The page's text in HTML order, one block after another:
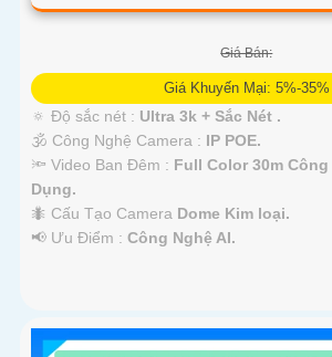
Giá Bán:
Giá Khuyến Mại: 5%-35%
🔅 Độ sắc nét : Ultra 3k + Sắc Nét .
🕉️ Công Nghệ Camera : IP POE.
🔦 Video Ban Đêm : Full Color 30m
Dụng.
🐜 Cấu Tạo Camera Dome Kim loại.
️📢 Ưu Điểm : Công Nghệ AI.